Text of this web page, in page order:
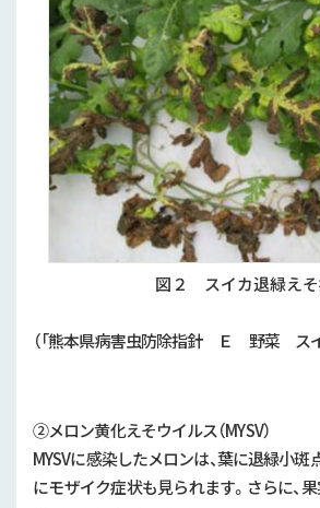
図２ スイカ退緑え
（「熊本県病害虫防除指針 Ｅ 野菜 ス
②メロン黄化えそウイルス（MYSV）
MYSVに感染したメロンは、葉に退緑小斑
にモザイク症状も見られます。さらに、